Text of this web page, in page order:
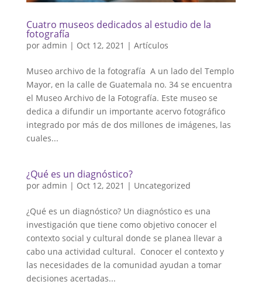
Cuatro museos dedicados al estudio de la
fotografía
por admin | Oct 12, 2021 | Artículos
Museo archivo de la fotografía A un lado del Templo
Mayor, en la calle de Guatemala no. 34 se encuentra
el Museo Archivo de la Fotografía. Este museo se
dedica a difundir un importante acervo fotográfico
integrado por más de dos millones de imágenes, las
cuales...
¿Qué es un diagnóstico?
por admin | Oct 12, 2021 | Uncategorized
¿Qué es un diagnóstico? Un diagnóstico es una
investigación que tiene como objetivo conocer el
contexto social y cultural donde se planea llevar a
cabo una actividad cultural. Conocer el contexto y
las necesidades de la comunidad ayudan a tomar
decisiones acertadas...